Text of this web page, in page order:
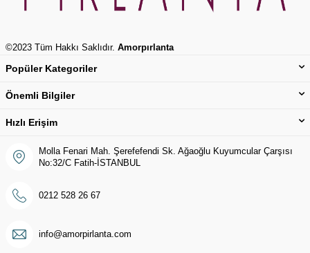
©2023 Tüm Hakkı Saklıdır. Amorpırlanta
Popüler Kategoriler
Önemli Bilgiler
Hızlı Erişim
Molla Fenari Mah. Şerefefendi Sk. Ağaoğlu Kuyumcular Çarşısı
No:32/C Fatih-İSTANBUL
0212 528 26 67
info@amorpirlanta.com